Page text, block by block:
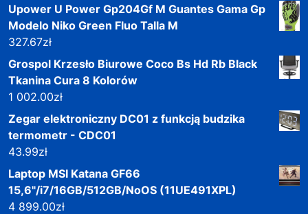
Upower U Power Gp204Gf M Guantes Gama Gp
Modelo Niko Green Fluo Talla M
327.67zł
Grospol Krzesło Biurowe Coco Bs Hd Rb Black
Tkanina Cura 8 Kolorów
1 002.00zł
Zegar elektroniczny DC01 z funkcją budzika
termometr - CDC01
43.99zł
Laptop MSI Katana GF66
15,6"/i7/16GB/512GB/NoOS (11UE491XPL)
4 899.00zł